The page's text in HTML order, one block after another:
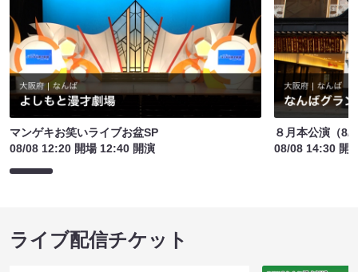
マンゲキお笑いライブお盆SP
08/08 12:20 開場 12:40 開演
８月本公演（8/
08/08 14:30 開
ライブ配信チケット